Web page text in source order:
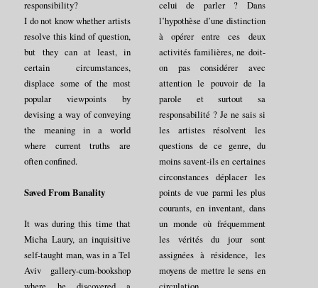
responsibility?
I do not know whether artists
resolve this kind of question,
but they can at least, in
certain circumstances,
displace some of the most
popular viewpoints by
devising a way of conveying
the meaning in a world
where current truths are
often confined.
Saved From Banality
It was during this time that
Micha Laury, an inquisitive
self-taught man, was in a Tel
Aviv gallery-cum-bookshop
celui de parler ? Dans
l’hypothèse d’une distinction
à opérer entre ces deux
activités familières, ne doit-
on pas considérer avec
attention le pouvoir de la
parole et surtout sa
responsabilité ? Je ne sais si
les artistes résolvent les
questions de ce genre, du
moins savent-ils en certaines
circonstances déplacer les
points de vue parmi les plus
courants, en inventant, dans
un monde où fréquemment
les vérités du jour sont
assignées à résidence, les
moyens de mettre le sens en